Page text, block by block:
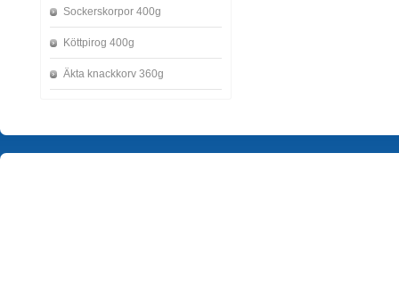
Sockerskorpor 400g
Köttpirog 400g
Äkta knackkorv 360g